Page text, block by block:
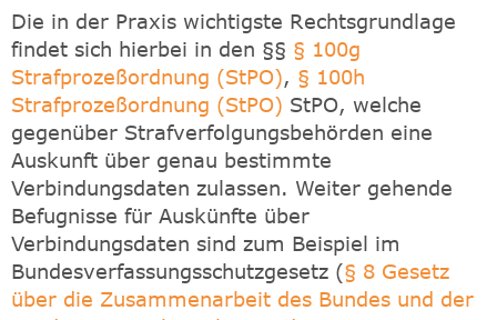
Die in der Praxis wichtigste Rechtsgrundlage
findet sich hierbei in den §§ § 100g
Strafprozeßordnung (StPO), § 100h
Strafprozeßordnung (StPO) StPO, welche
gegenüber Strafverfolgungsbehörden eine
Auskunft über genau bestimmte
Verbindungsdaten zulassen. Weiter gehende
Befugnisse für Auskünfte über
Verbindungsdaten sind zum Beispiel im
Bundesverfassungsschutzgesetz (§ 8 Gesetz
über die Zusammenarbeit des Bundes und der